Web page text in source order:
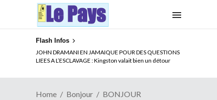
Flash Infos
JOHN DRAMANI EN JAMAIQUE POUR DES QUESTIONS
LIEES A L’ESCLAVAGE : Kingston valait bien un détour
Home Bonjour BONJOUR